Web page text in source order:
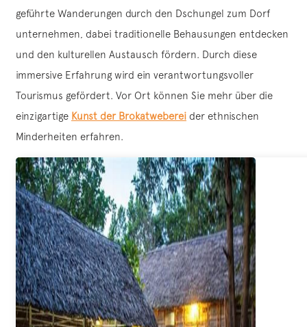
geführte Wanderungen durch den Dschungel zum Dorf
unternehmen, dabei traditionelle Behausungen entdecken
und den kulturellen Austausch fördern. Durch diese
immersive Erfahrung wird ein verantwortungsvoller
Tourismus gefördert. Vor Ort können Sie mehr über die
einzigartige Kunst der Brokatweberei der ethnischen
Minderheiten erfahren.